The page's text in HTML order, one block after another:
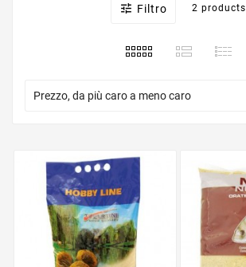
 Filtro 2 products
Prezzo, da più caro a meno caro